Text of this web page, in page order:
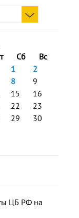
Сб
Вс
1
2
8
9
15
16
22
23
29
30
ЦБ РФ на